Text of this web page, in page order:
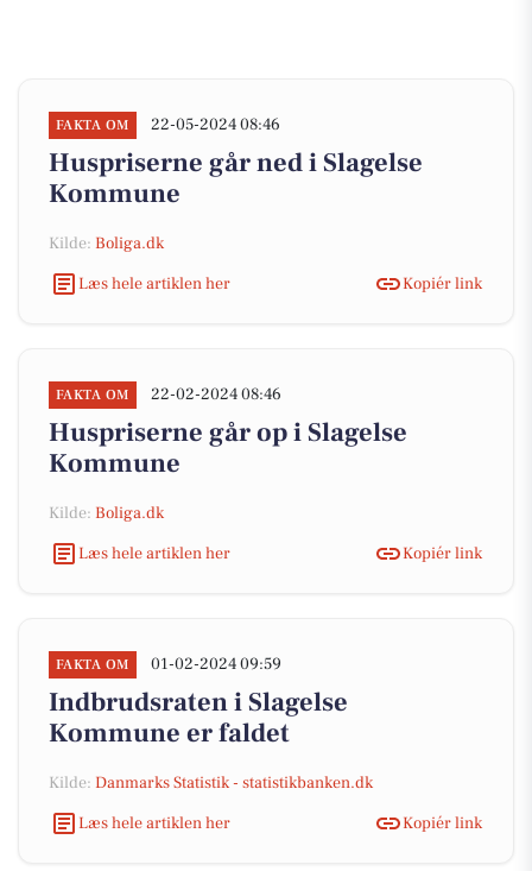
FAKTA OM 22-05-2024 08:46
Huspriserne går ned i Slagelse
Kommune
Kilde: Boliga.dk
Læs hele artiklen her
Kopiér link
FAKTA OM 22-02-2024 08:46
Huspriserne går op i Slagelse
Kommune
Kilde: Boliga.dk
Læs hele artiklen her
Kopiér link
FAKTA OM 01-02-2024 09:59
Indbrudsraten i Slagelse
Kommune er faldet
Kilde: Danmarks Statistik - statistikbanken.dk
Læs hele artiklen her
Kopiér link